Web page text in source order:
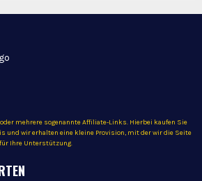
mehrere sogenannte Affiliate-Links. Hierbei kaufen Sie
und wir erhalten eine kleine Provision, mit der wir die Seite
Ihre Unterstützung.